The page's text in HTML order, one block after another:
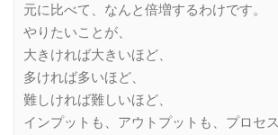
元に比べて、なんと倍増するわけです。
やりたいことが、
大きければ大きいほど、
多ければ多いほど、
難しければ難しいほど、
インプットも、アウトプットも、プロセ